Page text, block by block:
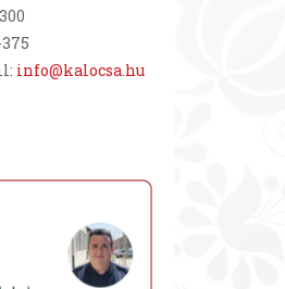
info@kalocsa.hu